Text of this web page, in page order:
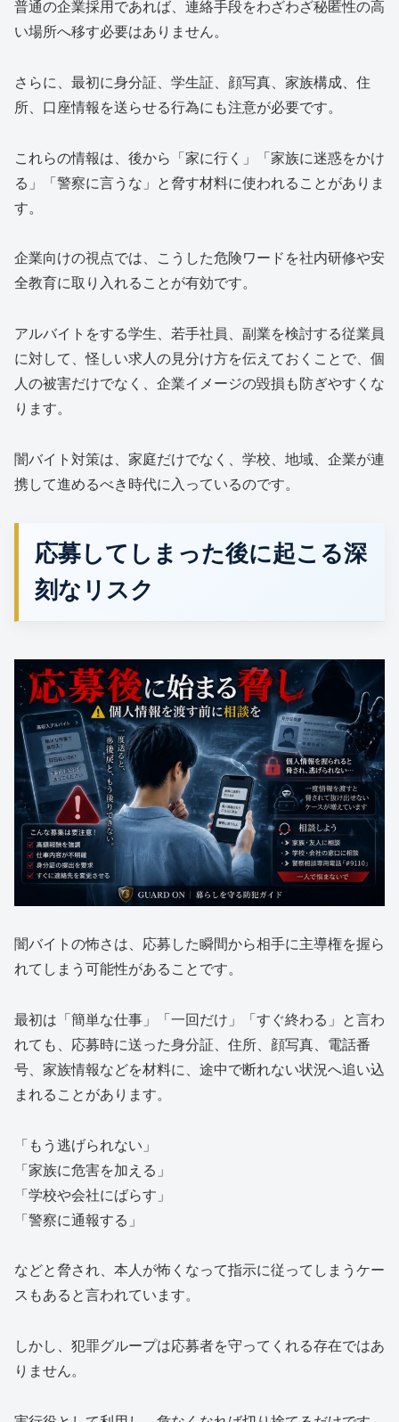
普通の企業採用であれば、連絡手段をわざわざ秘匿性の高
い場所へ移す必要はありません。
さらに、最初に身分証、学生証、顔写真、家族構成、住
所、口座情報を送らせる行為にも注意が必要です。
これらの情報は、後から「家に行く」「家族に迷惑をかけ
る」「警察に言うな」と脅す材料に使われることがありま
す。
企業向けの視点では、こうした危険ワードを社内研修や安
全教育に取り入れることが有効です。
アルバイトをする学生、若手社員、副業を検討する従業員
に対して、怪しい求人の見分け方を伝えておくことで、個
人の被害だけでなく、企業イメージの毀損も防ぎやすくな
ります。
闇バイト対策は、家庭だけでなく、学校、地域、企業が連
携して進めるべき時代に入っているのです。
応募してしまった後に起こる深
刻なリスク
闇バイトの怖さは、応募した瞬間から相手に主導権を握ら
れてしまう可能性があることです。
最初は「簡単な仕事」「一回だけ」「すぐ終わる」と言わ
れても、応募時に送った身分証、住所、顔写真、電話番
号、家族情報などを材料に、途中で断れない状況へ追い込
まれることがあります。
「もう逃げられない」
「家族に危害を加える」
「学校や会社にばらす」
「警察に通報する」
などと脅され、本人が怖くなって指示に従ってしまうケー
スもあると言われています。
しかし、犯罪グループは応募者を守ってくれる存在ではあ
りません。